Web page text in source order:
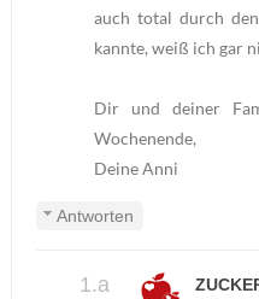
auch total durch
kannte, weiß ich gar
Dir und deiner
Wochenende,
Deine Anni
Antworten